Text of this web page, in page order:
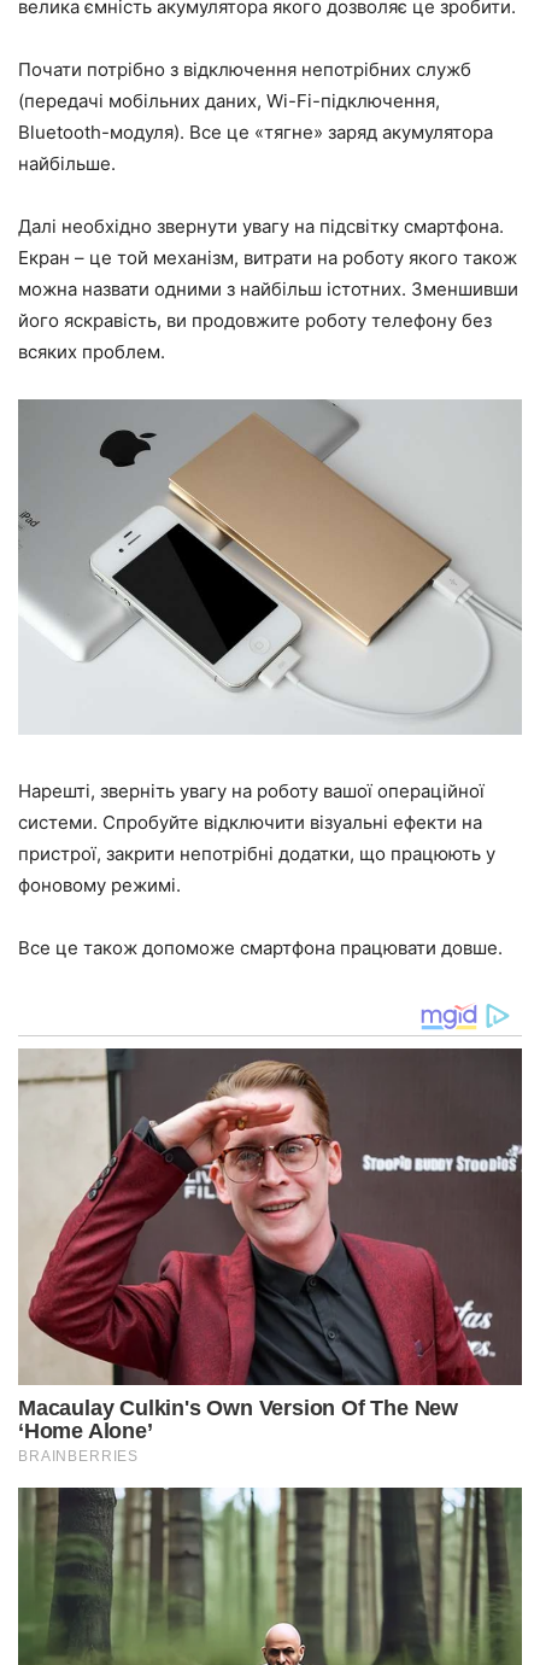
велика ємність акумулятора якого дозволяє це зробити.
Почати потрібно з відключення непотрібних служб
(передачі мобільних даних, Wi-Fi-підключення,
Bluetooth-модуля). Все це «тягне» заряд акумулятора
найбільше.
Далі необхідно звернути увагу на підсвітку смартфона.
Екран – це той механізм, витрати на роботу якого також
можна назвати одними з найбільш істотних. Зменшивши
його яскравість, ви продовжите роботу телефону без
всяких проблем.
Нарешті, зверніть увагу на роботу вашої операційної
системи. Спробуйте відключити візуальні ефекти на
пристрої, закрити непотрібні додатки, що працюють у
фоновому режимі.
Все це також допоможе смартфона працювати довше.